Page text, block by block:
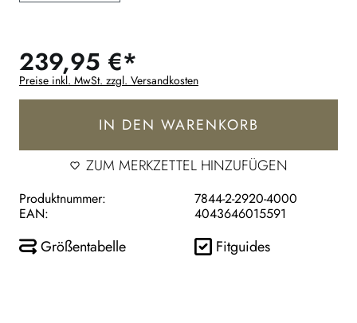
239,95 €*
Preise inkl. MwSt. zzgl. Versandkosten
IN DEN WARENKORB
ZUM MERKZETTEL HINZUFÜGEN
Produktnummer:
7844-2-2920-4000
EAN:
4043646015591
Größentabelle Fitguides